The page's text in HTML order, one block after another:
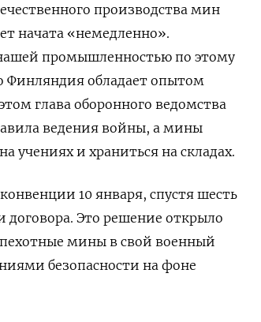
производства мин
начата «немедленно».
промышленностью по этому
Финляндия обладает опытом
глава оборонного ведомства
ведения войны, а мины
учениях и храниться на складах.
10 января, спустя шесть
Это решение открыло
мины в свой военный
безопасности на фоне